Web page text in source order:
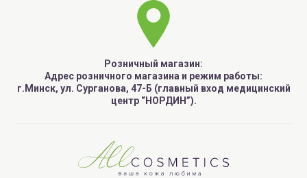
Розничный магазин:
Адрес розничного магазина и режим работы:
г.Минск, ул. Сурганова, 47-Б (главный вход медицинский
центр “НОРДИН”).